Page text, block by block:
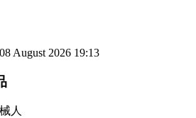
August 2026 19:13
人